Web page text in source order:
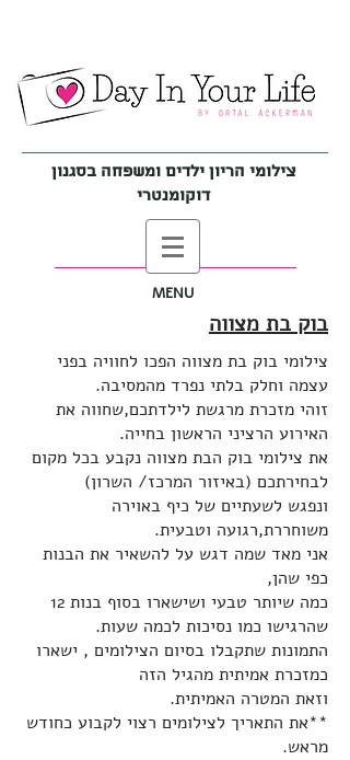
צילומי הריון ילדים ומשפחה בסגנון
דוקומנטרי
MENU
בוק בת מצווה
צילומי בוק בת מצווה הפכו לחוויה בפני
עצמה וחלק בלתי נפרד מהמסיבה.
זוהי מזכרת מרגשת לילדתכם,שחווה את
האירוע הרציני הראשון בחייה.
את צילומי בוק הבת מצווה נקבע בכל מקום
לבחירתכם (באיזור המרכז/ השרון)
ונפגש לשעתיים של כיף באוירה
משוחררת,רגועה וטבעית.
אני מאד שמה דגש על להשאיר את הבנות
כפי שהן,
כמה שיותר טבעי ושישארו בסוף בנות 12
שהרגישו כמו נסיכות לכמה שעות.
התמונות שתקבלו בסיום הצילומים , ישארו
כמזכרת אמיתית מהגיל הזה
וזאת המטרה האמיתית.
**את התאריך לצילומים רצוי לקבוע כחודש
מראש.